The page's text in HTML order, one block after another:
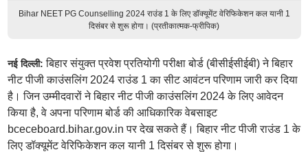
Bihar NEET PG Counselling 2024 राउंड 1 के लिए डॉक्यूमेंट वेरिफिकेशन कल यानी 1
दिसंबर से शुरू होगा। (प्रतीकात्मक-फ्रीपिक)
नई दिल्ली:बिहार संयुक्त प्रवेश प्रतियोगी परीक्षा बोर्ड (बीसीईसीईबी) ने बिहार
नीट पीजी काउंसलिंग 2024 राउंड 1 का सीट आवंटन परिणाम जारी कर दिया
है। जिन उम्मीदवारों ने बिहार नीट पीजी काउंसलिंग 2024 के लिए आवेदन
किया है, वे अपना परिणाम बोर्ड की आधिकारिक वेबसाइट
bceceboard.bihar.gov.in पर देख सकते हैं। बिहार नीट पीजी राउंड 1 के
लिए डॉक्यूमेंट वेरिफिकेशन कल यानी 1 दिसंबर से शुरू होगा।